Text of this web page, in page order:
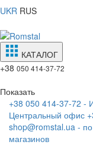
UKR RUS
КАТАЛОГ
+38 050 414-37-72
Показать
+38 050 414-37-72 -
Центральный офис
shop@romstal.ua -
магазинов